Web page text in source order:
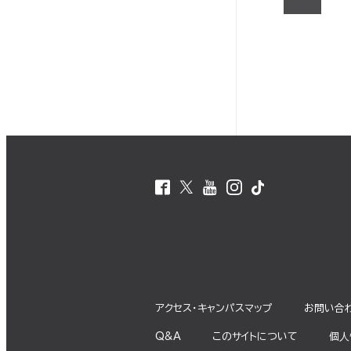
アクセス・キャンパスマップ お問い合
Q&A このサイトについて 個⼈